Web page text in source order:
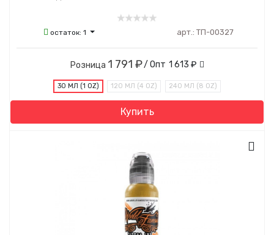
остаток:1 арт.: ТП-00327
Розница 1 791 ₽/ Опт 1 613 ₽
30 МЛ (1 OZ) 120 МЛ (4 OZ) 240 МЛ (8 OZ)
Купить